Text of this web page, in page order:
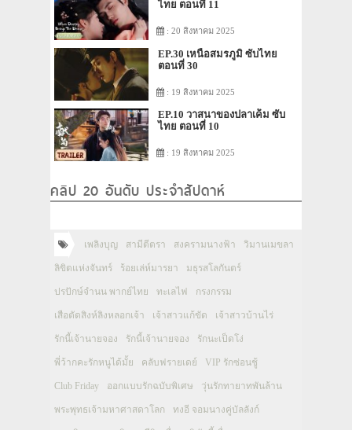
ไทย ตอนที่ 11
: 20 สิงหาคม 2025
EP.30 เหนือสมรภูมิ ซับไทย
ตอนที่ 30
: 19 สิงหาคม 2025
EP.10 วาสนาของปลาเค็ม ซับ
ไทย ตอนที่ 10
: 19 สิงหาคม 2025
คลิป 20 อันดับ ประจำสัปดาห์
เพลิงบุญ สามีตีตรา สงครามนางฟ้า วิมานเมขลา
ลิขิตแห่งจันทร์ ร้อยเล่ห์มารยา มธุรสโลกันตร์
ปรปักษ์จำนน พากย์ไทย ทะเลไฟ กรงกรรม
เสือตัดสิงห์ลิงหลอกเจ้า เจ้าสาวแก้ขัด เจ้าสาวบ้านไร่
รักนี้เจ้านายจอง รักนี้เจ้านายจอง รักนะเป็ดโง่
พี่ว้ากคะรักหนูได้มั้ย คลับฟรายเดย์ VIP รักซ่อนชู้
Club Friday ออกแบบรักฉบับพิเศษ วุ่นรักทายาทพันล้าน
พระพุทธเจ้ามหาศาสดาโลก ทงอี จอมนางคู่บัลลังก์